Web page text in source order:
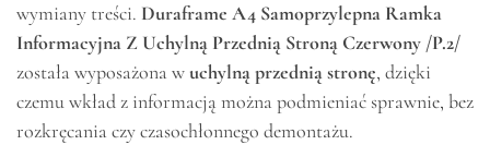
wymiany treści. Duraframe A4 Samoprzylepna Ramka
Informacyjna Z Uchylną Przednią Stroną Czerwony /P.2/
została wyposażona wuchylną przednią stronę, dzięki
czemu wkład z informacją można podmieniać sprawnie, bez
rozkręcania czy czasochłonnego demontażu.